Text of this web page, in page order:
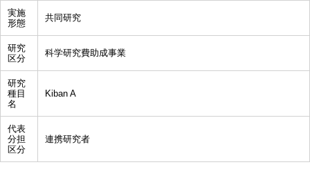
実施
形態
共同研究
研究
区分
科学研究費助成事業
研究
種目
名
Kiban A
代表
分担
区分
連携研究者